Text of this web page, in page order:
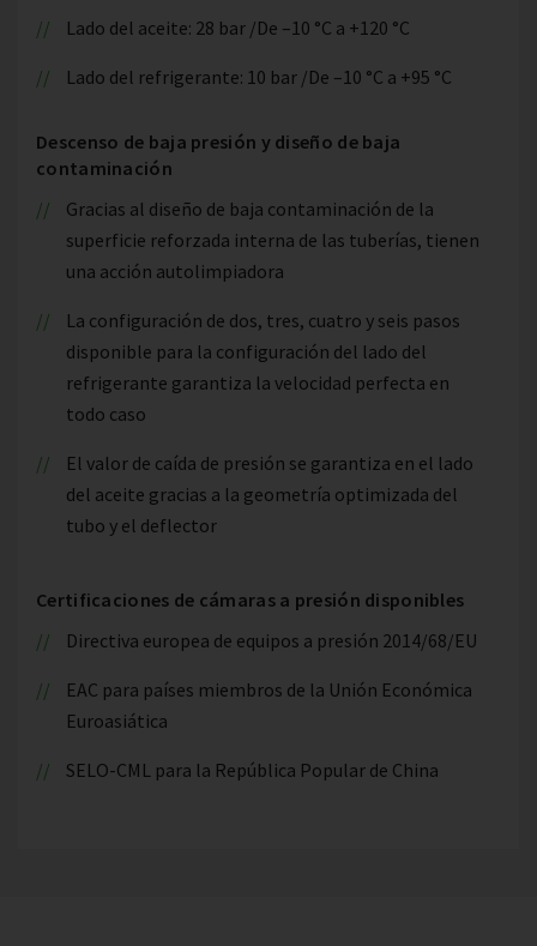
Lado del aceite: 28 bar /De –10 °C a +120 °C
Lado del refrigerante: 10 bar /De –10 °C a +95 °C
Descenso de baja presión y diseño de baja
contaminación
Gracias al diseño de baja contaminación de la
superficie reforzada interna de las tuberías, tienen
una acción autolimpiadora
La configuración de dos, tres, cuatro y seis pasos
disponible para la configuración del lado del
refrigerante garantiza la velocidad perfecta en
todo caso
El valor de caída de presión se garantiza en el lado
del aceite gracias a la geometría optimizada del
tubo y el deflector
Certificaciones de cámaras a presión disponibles
Directiva europea de equipos a presión 2014/68/EU
EAC para países miembros de la Unión Económica
Euroasiática
SELO-CML para la República Popular de China